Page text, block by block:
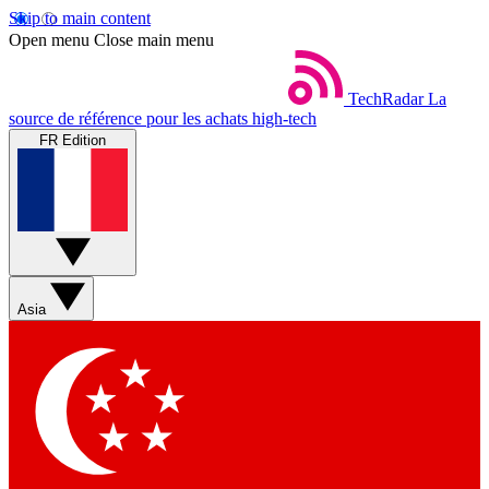
Skip to main content
Open menu Close main menu
TechRadar La
source de référence pour les achats high-tech
FR Edition
Asia